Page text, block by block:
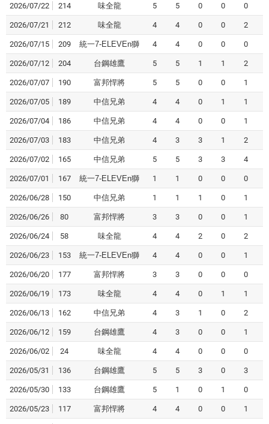
2026/07/22 214 味全龍 5 5 0 0 0
2026/07/21 212 味全龍 4 4 0 0 2
2026/07/15 209 統一7-ELEVEn獅 4 4 0 0 0
2026/07/12 204 台鋼雄鷹 5 5 1 1 2
2026/07/07 190 富邦悍將 5 5 0 0 1
2026/07/05 189 中信兄弟 4 4 0 1 1
2026/07/04 186 中信兄弟 4 4 0 0 1
2026/07/03 183 中信兄弟 4 3 3 1 2
2026/07/02 165 中信兄弟 5 5 3 3 4
2026/07/01 167 統一7-ELEVEn獅 1 1 0 0 0
2026/06/28 150 中信兄弟 1 1 1 0 1
2026/06/26 80 富邦悍將 3 3 0 0 1
2026/06/24 58 味全龍 4 4 2 0 2
2026/06/23 153 統一7-ELEVEn獅 4 4 0 0 1
2026/06/20 177 富邦悍將 3 3 0 0 0
2026/06/19 173 味全龍 4 4 0 1 1
2026/06/13 162 中信兄弟 4 3 1 0 2
2026/06/12 159 台鋼雄鷹 4 3 0 0 1
2026/06/02 24 味全龍 4 4 0 0 0
2026/05/31 136 台鋼雄鷹 5 5 3 0 3
2026/05/30 133 台鋼雄鷹 5 1 0 1 0
2026/05/23 117 富邦悍將 4 4 0 0 1